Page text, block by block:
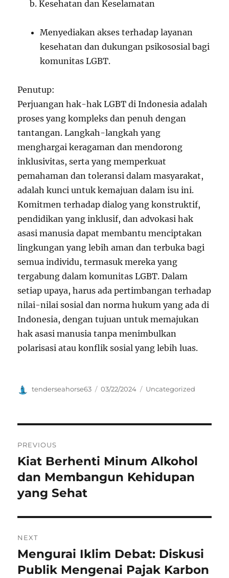
b. Kesehatan dan Keselamatan
Menyediakan akses terhadap layanan
kesehatan dan dukungan psikososial bagi
komunitas LGBT.
Penutup:
Perjuangan hak-hak LGBT di Indonesia adalah
proses yang kompleks dan penuh dengan
tantangan. Langkah-langkah yang
menghargai keragaman dan mendorong
inklusivitas, serta yang memperkuat
pemahaman dan toleransi dalam masyarakat,
adalah kunci untuk kemajuan dalam isu ini.
Komitmen terhadap dialog yang konstruktif,
pendidikan yang inklusif, dan advokasi hak
asasi manusia dapat membantu menciptakan
lingkungan yang lebih aman dan terbuka bagi
semua individu, termasuk mereka yang
tergabung dalam komunitas LGBT. Dalam
setiap upaya, harus ada pertimbangan terhadap
nilai-nilai sosial dan norma hukum yang ada di
Indonesia, dengan tujuan untuk memajukan
hak asasi manusia tanpa menimbulkan
polarisasi atau konflik sosial yang lebih luas.
Author
tenderseahorse63
Posted
03/22/2024 Categories
Uncategorized
pos
PREVIOUS
Previous
post:
Kiat Berhenti Minum Alkohol
dan Membangun Kehidupan
yang Sehat
NEXT
Next
post:
Mengurai Iklim Debat: Diskusi
Publik Mengenai Pajak Karbon